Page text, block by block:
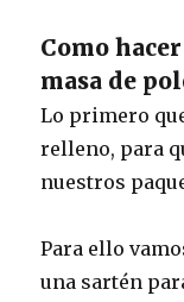
Como
masa de
Lo primero
relleno, para
nuestros
Para ello
una sartén